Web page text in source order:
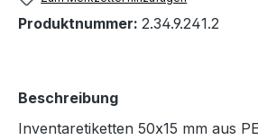
Produktnummer: 2.34.9.241.2
Beschreibung
Inventaretiketten 50x15 mm aus